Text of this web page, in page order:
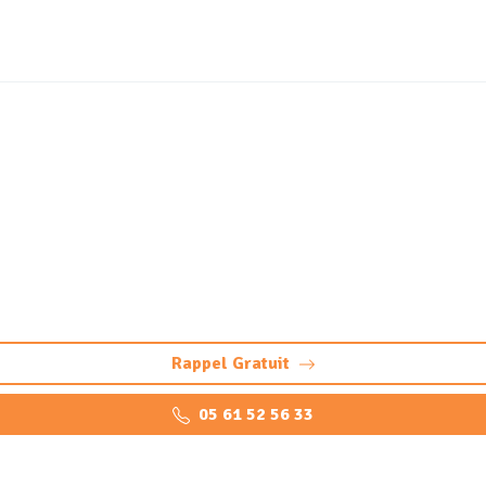
Rappel Gratuit
05 61 52 56 33